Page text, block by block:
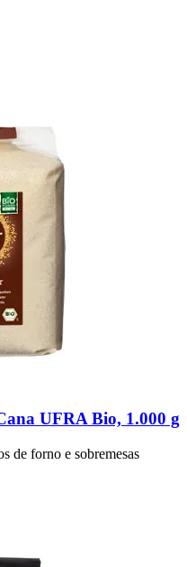
UFRA Bio, 1.000 g
de forno e sobremesas